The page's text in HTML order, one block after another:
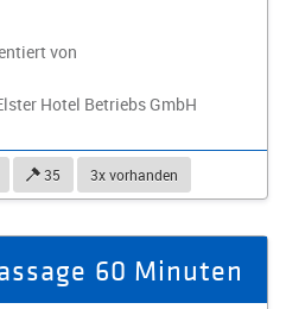
von
Hotel Betriebs GmbH
35 3x vorhanden
60 Minuten